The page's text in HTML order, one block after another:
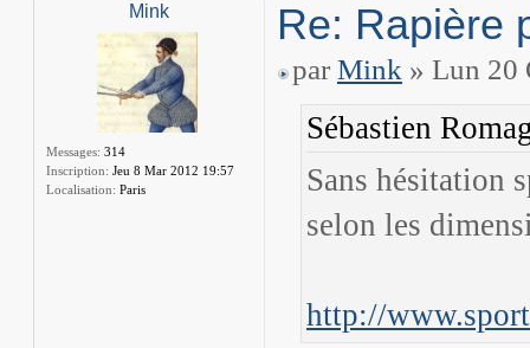
Mink
Messages: 314
Inscription: Jeu 8 Mar 2012 19:57
Localisation: Paris
Re: Rapière
par Mink » Lun 20
Sébastien
Sans hésitation
selon les
http://